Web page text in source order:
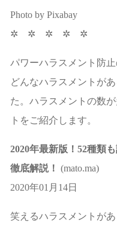
Photo by Pixabay
✲ ✲ ✲ ✲ ✲
パワーハラスメント防
どんなハラスメントが
た。ハラスメントの数
トをご紹介します。
2020年最新版！52種類
徹底解説！ (mato.ma)
2020年01月14日
笑えるハラスメントが